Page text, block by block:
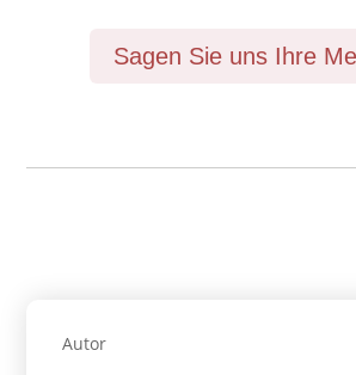
Sagen Sie uns Ihre
Autor